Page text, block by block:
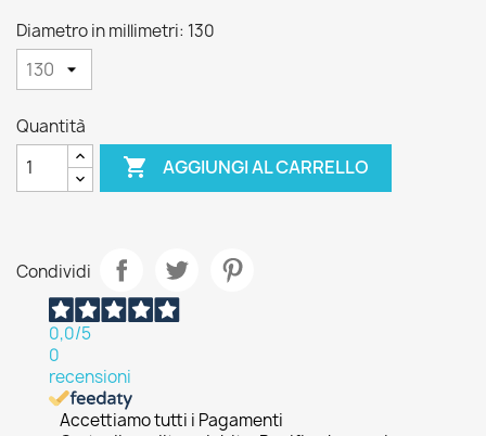
Diametro in millimetri: 130
Quantità
 AGGIUNGI AL CARRELLO
Condividi
0,0/5
0
recensioni
Accettiamo tutti i Pagamenti